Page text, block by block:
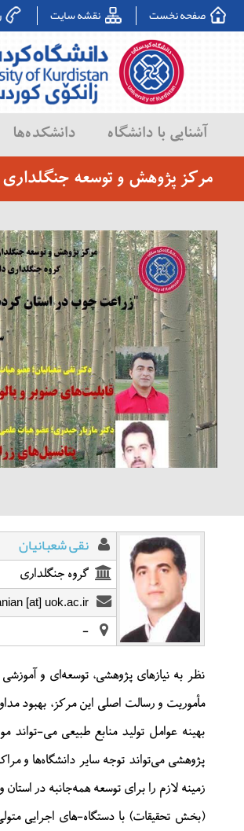
صفحه نخست نقشه سایت
آشنایی با دانشگاه دانشکده‌ها
مرکز پژوهش و توسعه
نقی شعبانیان
گروه جنگلداری
[at] uok.ac.ir
-
مأموریت و رسالت اصلی این مرکز، بهبود
بهینه عوامل تولید منابع طبیعی می-
پژوهشی می‌تواند توجه سایر دانشگاه‌ها و
زمینه لازم را برای توسعه همه‌جانبه در
(بخش تحقیقات) با دستگاه-های اجرایی